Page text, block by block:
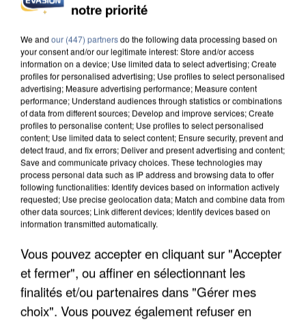
UN SECOND CADRE DE LA DZ MAFIA
UNE TOURISTE DE L’OISE EMPORTÉE PAR UNE
COULÉE DE BOUE EN HAUTE-SAVOIE
notre priorité
We and our (447) partnersdo the following data processing based on
your consent and/or our legitimate interest: Store and/or access
information on a device; Use limited data to select advertising; Create
profiles for personalised advertising; Use profiles to select personalised
advertising; Measure advertising performance; Measure content
performance; Understand audiences through statistics or combinations
of data from different sources; Develop and improve services; Create
profiles to personalise content; Use profiles to select personalised
content; Use limited data to select content; Ensure security, prevent and
detect fraud, and fix errors; Deliver and present advertising and content;
Save and communicate privacy choices. These technologies may
process personal data such as IP address and browsing data to offer
following functionalities: Identify devices based on information actively
requested; Use precise geolocation data; Match and combine data from
other data sources; Link different devices; Identify devices based on
information transmitted automatically.
Vous pouvez accepter en cliquant sur "Accepter
et fermer", ou affiner en sélectionnant les
finalités et/ou partenaires dans "Gérer mes
choix". Vous pouvez également refuser en